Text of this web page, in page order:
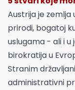
Austrija je zemlja
prirodi, bogatoj
uslugama - ali i u
birokratija u
Stranim
administrativni